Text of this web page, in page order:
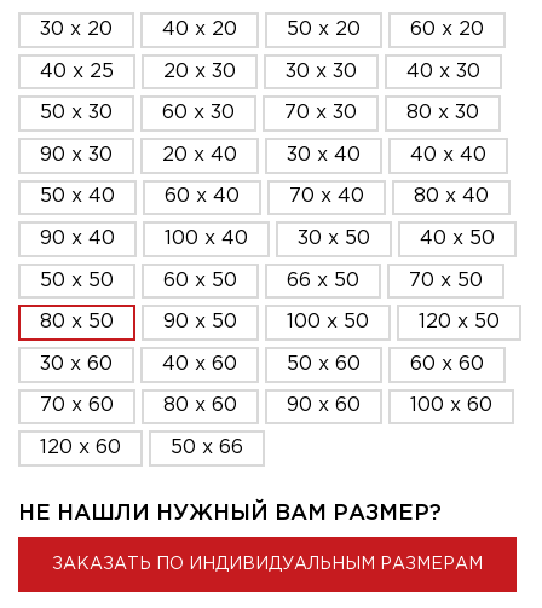
30 x 20 40 x 20 50 x 20 60 x 20
40 x 25 20 x 30 30 x 30 40 x 30
50 x 30 60 x 30 70 x 30 80 x 30
90 x 30 20 x 40 30 x 40 40 x 40
50 x 40 60 x 40 70 x 40 80 x 40
90 x 40 100 x 40 30 x 50 40 x 50
50 x 50 60 x 50 66 x 50 70 x 50
80 x 50 90 x 50 100 x 50 120 x 50
30 x 60 40 x 60 50 x 60 60 x 60
70 x 60 80 x 60 90 x 60 100 x 60
120 x 60 50 x 66
НЕ НАШЛИ НУЖНЫЙ ВАМ РАЗМЕР?
ЗАКАЗАТЬ ПО ИНДИВИДУАЛЬНЫМ РАЗМЕРАМ